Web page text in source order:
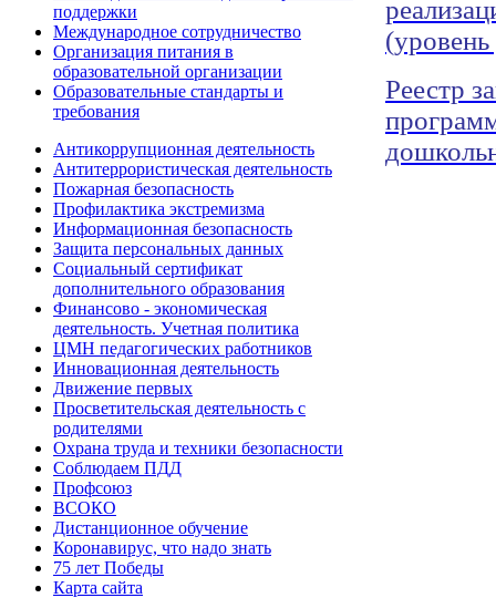
поддержки
Международное сотрудничество
Организация питания в
образовательной организации
Образовательные стандарты и
требования
Антикоррупционная деятельность
Антитеррористическая деятельность
Пожарная безопасность
Профилактика экстремизма
Информационная безопасность
Защита персональных данных
Социальный сертификат
дополнительного образования
Финансово - экономическая
деятельность. Учетная политика
ЦМН педагогических работников
Инновационная деятельность
Движение первых
Просветительская деятельность с
родителями
Охрана труда и техники безопасности
Соблюдаем ПДД
Профсоюз
ВСОКО
Дистанционное обучение
Коронавирус, что надо знать
75 лет Победы
Карта сайта
Реестр